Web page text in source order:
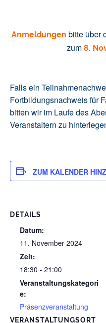
Anmeldungen bitte über
zum 8.
Falls ein
Fortbildungsnachweis für
bitten wir im Laufe des
Veranstaltern zu
ZUM KALENDER
DETAILS
Datum:
11. November 2024
Zeit:
18:30 - 21:00
Veranstaltungskategori
e:
Präsenzveranstaltung
VERANSTALTUNGSORT